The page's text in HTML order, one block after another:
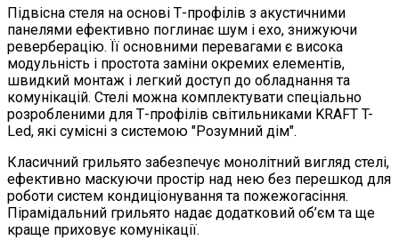
Підвісна стеля на основі Т-профілів з акустичними
панелями ефективно поглинає шум і ехо, знижуючи
реверберацію. Її основними перевагами є висока
модульність і простота заміни окремих елементів,
швидкий монтаж і легкий доступ до обладнання та
комунікацій. Стелі можна комплектувати спеціально
розробленими для Т-профілів світильниками KRAFT T-
Led, які сумісні з системою "Розумний дім".
Класичний грильято забезпечує монолітний вигляд стелі,
ефективно маскуючи простір над нею без перешкод для
роботи систем кондиціонування та пожежогасіння.
Пірамідальний грильято надає додатковий об’єм та ще
краще приховує комунікації.